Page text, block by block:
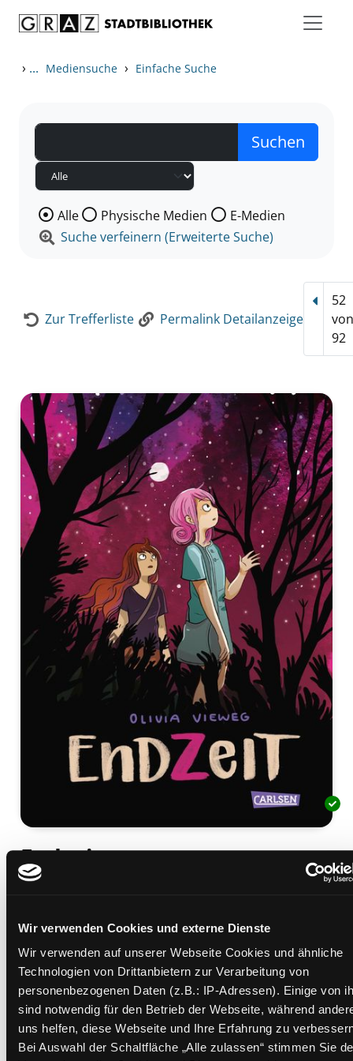
Wir verwenden Cookies und externe Dienste
Wir verwenden auf unserer Webseite Cookies und ähnliche
Technologien von Drittanbietern zur Verarbeitung von
personenbezogenen Daten (z.B.: IP-Adressen). Einige von
sind notwendig für den Betrieb der Webseite, während
uns helfen, diese Webseite und Ihre Erfahrung zu
Bei Auswahl der Schaltfläche „Alle zulassen“ stimmen Sie
› ... Mediensuche › Einfache Suche
Wählen Sie die Medienart nach der Sie suchen wollen.
Alle Physische Medien
E-Medien
Suche verfeinern (Erweiterte Suche)
Zur Trefferliste Permalink Detailanzeige
52
von
92
Endzeit
Mediengruppe:
Beschreibung ein-/ausblenden
Mehr Informationen ein-/ausblenden
Exemplare